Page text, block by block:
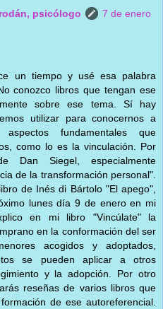
psicólogo
7 de enero
un tiempo y usé esa palabra
conozco libros que tengan ese
sobre ese tema. Sí hay
utilizar para conocernos a
fundamentales que
como lo es la vinculación. Por
Dan Siegel, especialmente
de la transformación personal".
de Inés di Bártolo "El apego",
lunes día 9 de enero en mi
en mi libro "Vincúlate" la
en la conformación del ser
acogidos y adoptados,
se pueden aplicar a otros
y la adopción. Por otro
reseñas de varios libros que
de ese autoreferencial.